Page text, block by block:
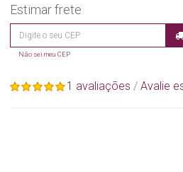
Estimar frete
Não sei meu CEP
1 avaliações / Avalie